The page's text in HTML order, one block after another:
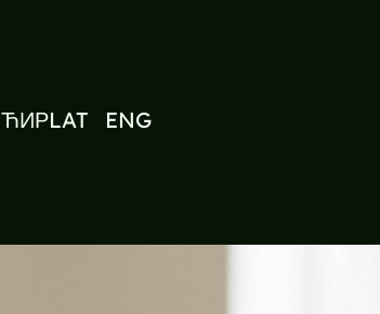
ЋИРLAT ENG